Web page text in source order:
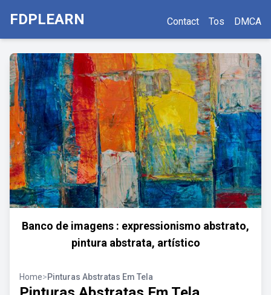
FDPLEARN Contact Tos DMCA
Banco de imagens : expressionismo abstrato,
pintura abstrata, artístico
Home>Pinturas Abstratas Em Tela